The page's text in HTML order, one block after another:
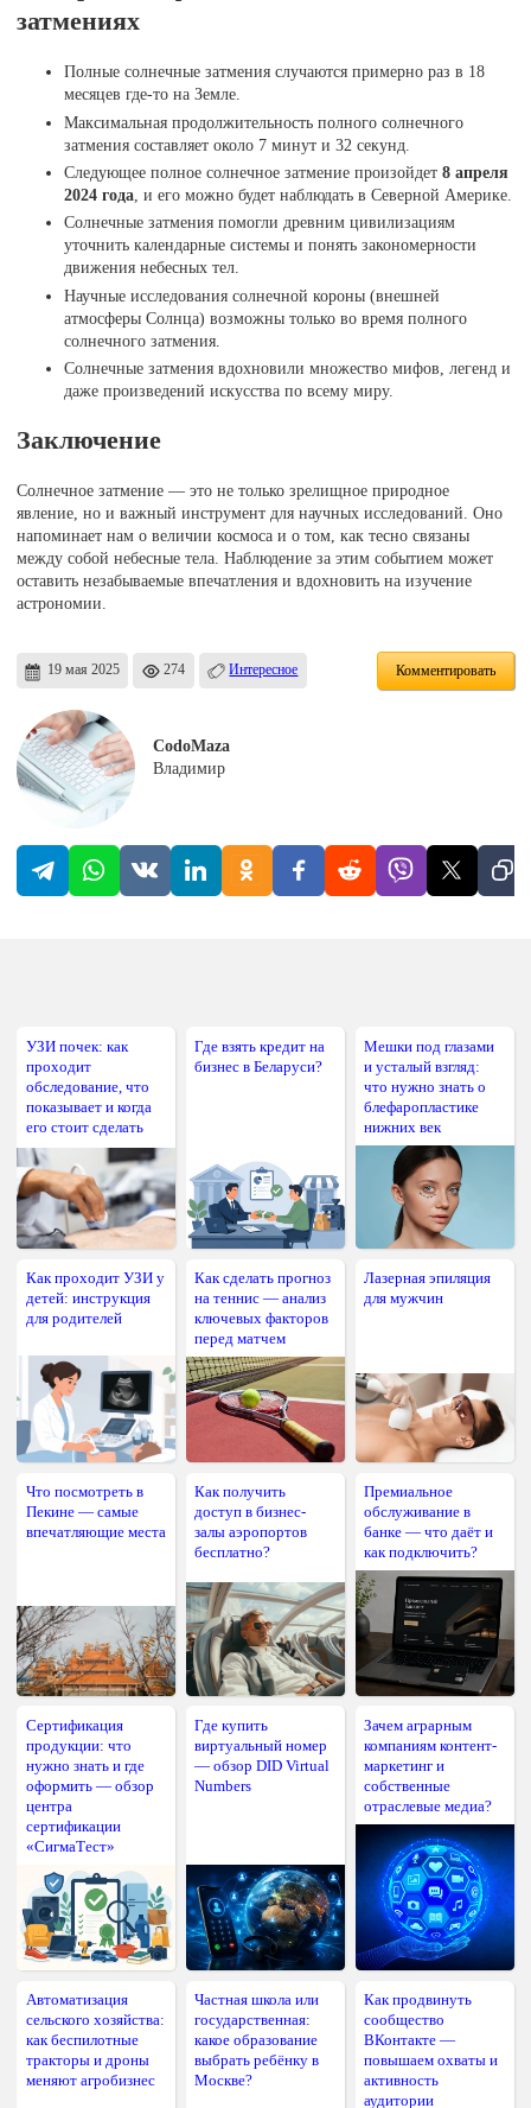
затмениях
Полные солнечные затмения случаются примерно раз в 18
месяцев где-то на Земле.
Максимальная продолжительность полного солнечного
затмения составляет около 7 минут и 32 секунд.
Следующее полное солнечное затмение произойдет8 апреля
2024 года , и его можно будет наблюдать в Северной Америке.
Солнечные затмения помогли древним цивилизациям
уточнить календарные системы и понять закономерности
движения небесных тел.
Научные исследования солнечной короны (внешней
атмосферы Солнца) возможны только во время полного
солнечного затмения.
Солнечные затмения вдохновили множество мифов, легенд и
даже произведений искусства по всему миру.
Заключение
Солнечное затмение — это не только зрелищное природное
явление, но и важный инструмент для научных исследований. Оно
напоминает нам о величии космоса и о том, как тесно связаны
между собой небесные тела. Наблюдение за этим событием может
оставить незабываемые впечатления и вдохновить на изучение
астрономии.
19 мая 2025 274 Интересное Комментировать
CodoMaza
Владимир
УЗИ почек: как
проходит
обследование, что
показывает и когда
его стоит сделать
Где взять кредит на
бизнес в Беларуси?
Мешки под глазами
и усталый взгляд:
что нужно знать о
блефаропластике
нижних век
Как проходит УЗИ у
детей: инструкция
для родителей
Как сделать прогноз
на теннис — анализ
ключевых факторов
перед матчем
Лазерная эпиляция
для мужчин
Что посмотреть в
Пекине — самые
впечатляющие места
Как получить
доступ в бизнес-
залы аэропортов
бесплатно?
Премиальное
обслуживание в
банке — что даёт и
как подключить?
Сертификация
продукции: что
нужно знать и где
оформить — обзор
центра
сертификации
«СигмаТест»
Где купить
виртуальный номер
— обзор DID Virtual
Numbers
Зачем аграрным
компаниям контент-
маркетинг и
собственные
отраслевые медиа?
Автоматизация
сельского хозяйства:
как беспилотные
тракторы и дроны
меняют агробизнес
Частная школа или
государственная:
какое образование
выбрать ребёнку в
Москве?
Как продвинуть
сообщество
ВКонтакте —
повышаем охваты и
активность
аудитории